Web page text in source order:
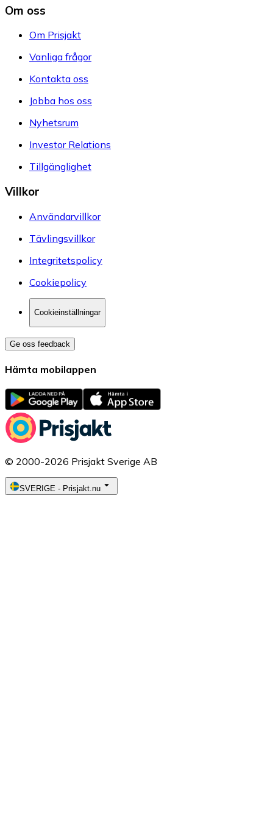
Om oss
Om Prisjakt
Vanliga frågor
Kontakta oss
Jobba hos oss
Nyhetsrum
Investor Relations
Tillgänglighet
Villkor
Användarvillkor
Tävlingsvillkor
Integritetspolicy
Cookiepolicy
Cookieinställningar
Ge oss feedback
Hämta mobilappen
© 2000-2026 Prisjakt Sverige AB
SVERIGE - Prisjakt.nu